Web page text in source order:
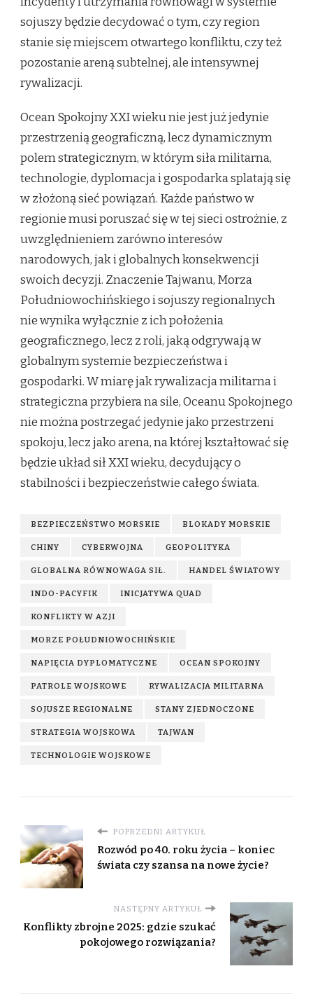
sojuszy będzie decydować o tym, czy region
stanie się miejscem otwartego konfliktu, czy też
pozostanie areną subtelnej, ale intensywnej
rywalizacji.
Ocean Spokojny XXI wieku nie jest już jedynie
przestrzenią geograficzną, lecz dynamicznym
polem strategicznym, w którym siła militarna,
technologie, dyplomacja i gospodarka splatają się
w złożoną sieć powiązań. Każde państwo w
regionie musi poruszać się w tej sieci ostrożnie, z
uwzględnieniem zarówno interesów
narodowych, jak i globalnych konsekwencji
swoich decyzji. Znaczenie Tajwanu, Morza
Południowochińskiego i sojuszy regionalnych
nie wynika wyłącznie z ich położenia
geograficznego, lecz z roli, jaką odgrywają w
globalnym systemie bezpieczeństwa i
gospodarki. W miarę jak rywalizacja militarna i
strategiczna przybiera na sile, Oceanu Spokojnego
nie można postrzegać jedynie jako przestrzeni
spokoju, lecz jako arena, na której kształtować się
będzie układ sił XXI wieku, decydujący o
stabilności i bezpieczeństwie całego świata.
BEZPIECZEŃSTWO MORSKIE BLOKADY MORSKIE
CHINY CYBERWOJNA GEOPOLITYKA
GLOBALNA RÓWNOWAGA SIŁ. HANDEL ŚWIATOWY
INDO-PACYFIK INICJATYWA QUAD
KONFLIKTY W AZJI
MORZE POŁUDNIOWOCHIŃSKIE
NAPIĘCIA DYPLOMATYCZNE OCEAN SPOKOJNY
PATROLE WOJSKOWE RYWALIZACJA MILITARNA
SOJUSZE REGIONALNE STANY ZJEDNOCZONE
STRATEGIA WOJSKOWA TAJWAN
TECHNOLOGIE WOJSKOWE
POPRZEDNI ARTYKUŁ
Rozwód po 40. roku życia – koniec
świata czy szansa na nowe życie?
NASTĘPNY ARTYKUŁ
Konflikty zbrojne 2025: gdzie szukać
pokojowego rozwiązania?